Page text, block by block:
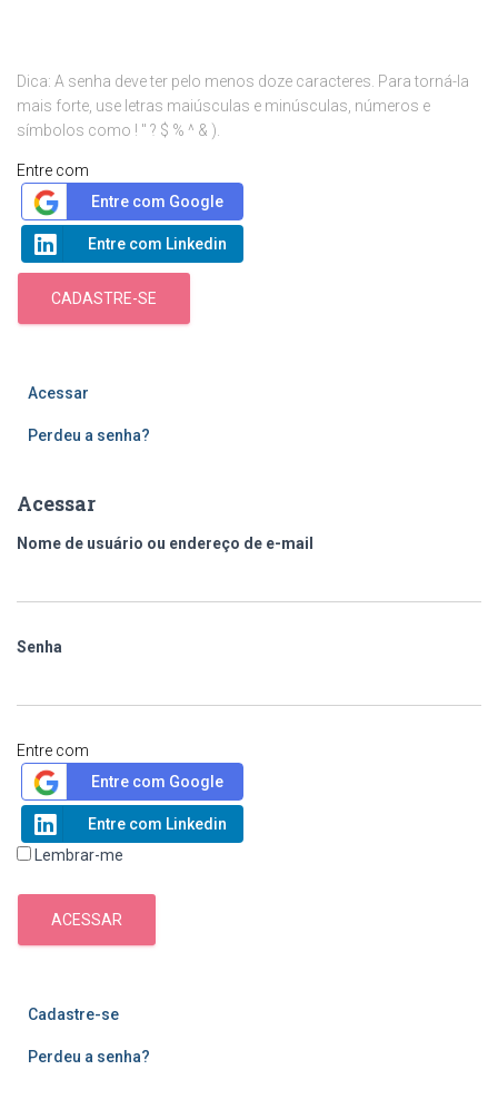
Dica: A senha deve ter pelo menos doze caracteres. Para torná-la
mais forte, use letras maiúsculas e minúsculas, números e
símbolos como ! " ? $ % ^ & ).
Entre com
Entre com Google
Entre com Linkedin
CADASTRE-SE
Acessar
Perdeu a senha?
Acessar
Nome de usuário ou endereço de e-mail
Senha
Entre com
Entre com Google
Entre com Linkedin
Lembrar-me
ACESSAR
Cadastre-se
Perdeu a senha?